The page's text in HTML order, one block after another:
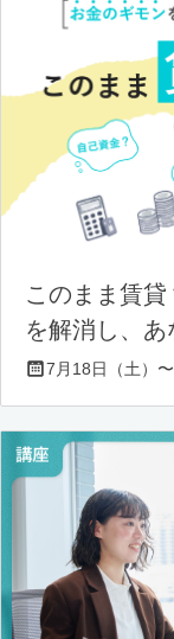
このまま賃
を解消し、
7月18日（土）